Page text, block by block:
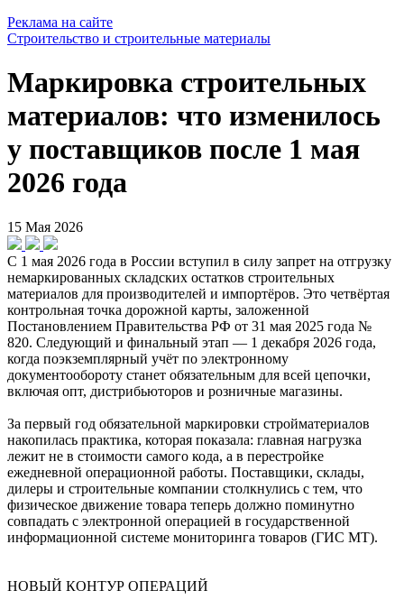
Реклама на сайте
Строительство и строительные материалы
Маркировка строительных
материалов: что изменилось
у поставщиков после 1 мая
2026 года
15 Мая 2026
С 1 мая 2026 года в России вступил в силу запрет на отгрузку
немаркированных складских остатков строительных
материалов для производителей и импортёров. Это четвёртая
контрольная точка дорожной карты, заложенной
Постановлением Правительства РФ от 31 мая 2025 года №
820. Следующий и финальный этап — 1 декабря 2026 года,
когда поэкземплярный учёт по электронному
документообороту станет обязательным для всей цепочки,
включая опт, дистрибьюторов и розничные магазины.
За первый год обязательной маркировки стройматериалов
накопилась практика, которая показала: главная нагрузка
лежит не в стоимости самого кода, а в перестройке
ежедневной операционной работы. Поставщики, склады,
дилеры и строительные компании столкнулись с тем, что
физическое движение товара теперь должно поминутно
совпадать с электронной операцией в государственной
информационной системе мониторинга товаров (ГИС МТ).
НОВЫЙ КОНТУР ОПЕРАЦИЙ